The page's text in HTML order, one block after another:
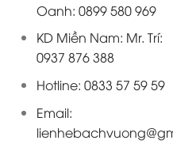
Oanh: 0899 580 969
KD Miền Nam: Mr. Trí:
0937 876 388
Hotline: 0833 57 59 59
Email: